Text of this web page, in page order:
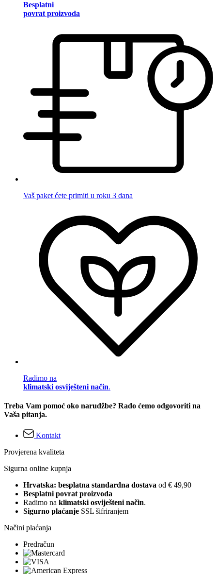
Besplatni
povrat proizvoda
Vaš paket ćete primiti u roku 3 dana
Radimo na
klimatski osviješteni način.
Treba Vam pomoć oko narudžbe? Rado ćemo odgovoriti na
Vaša pitanja.
Kontakt
Provjerena kvaliteta
Sigurna online kupnja
Hrvatska: besplatna standardna dostava od € 49,90
Besplatni povrat proizvoda
Radimo na klimatski osviješteni način.
Sigurno plaćanje SSL šifriranjem
Načini plaćanja
Predračun